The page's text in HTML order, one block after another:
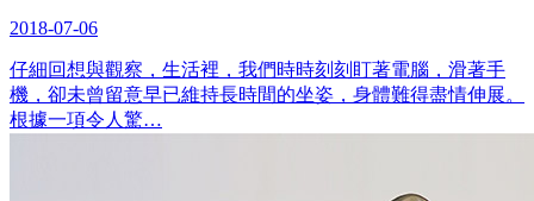
2018-07-06
仔細回想與觀察，生活裡，我們時時刻刻盯著電腦，滑著手
機，卻未曾留意早已維持長時間的坐姿，身體難得盡情伸展。
根據一項令人驚…